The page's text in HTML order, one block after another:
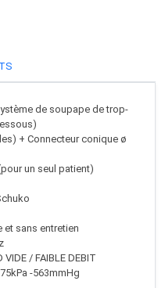
de soupape de trop-
+ Connecteur conique ø
un seul patient)
et sans entretien
/ FAIBLE DEBIT
-563mmHg